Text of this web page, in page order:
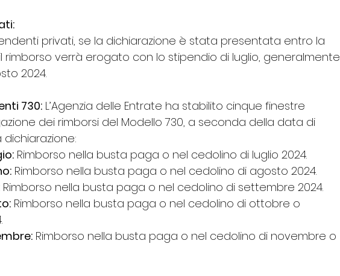
privati, se la dichiarazione è stata presentata entro la
rimborso verrà erogato con lo stipendio di luglio, generalmente
2024.
730: L’Agenzia delle Entrate ha stabilito cinque finestre
dei rimborsi del Modello 730, a seconda della data di
Rimborso nella busta paga o nel cedolino di luglio 2024.
Rimborso nella busta paga o nel cedolino di agosto 2024.
Rimborso nella busta paga o nel cedolino di settembre 2024.
Rimborso nella busta paga o nel cedolino di ottobre o
Rimborso nella busta paga o nel cedolino di novembre o